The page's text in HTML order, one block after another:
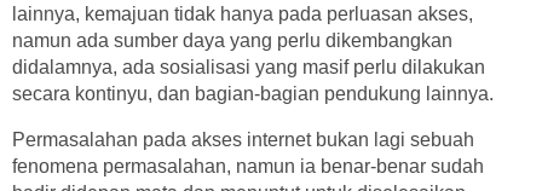
lainnya, kemajuan tidak hanya pada perluasan akses,
namun ada sumber daya yang perlu dikembangkan
didalamnya, ada sosialisasi yang masif perlu dilakukan
secara kontinyu, dan bagian-bagian pendukung lainnya.
Permasalahan pada akses internet bukan lagi sebuah
fenomena permasalahan, namun ia benar-benar sudah